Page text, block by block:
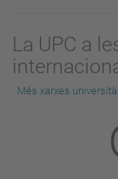
La UPC a
Més xarxes